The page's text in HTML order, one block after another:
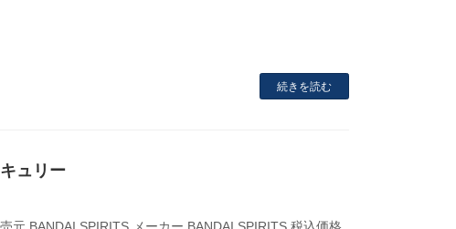
続きを読む
ュリー
元 BANDAI SPIRITS メーカー BANDAI SPIRITS 税込価格